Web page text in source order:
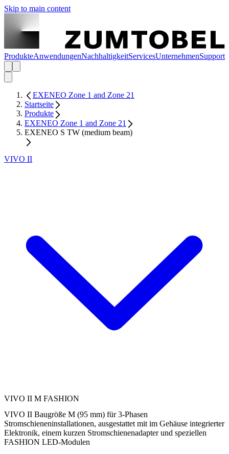
Skip to main content
ProdukteAnwendungenNachhaltigkeitServicesUnternehmenSupport
EXENEO Zone 1 and Zone 21
Startseite
Produkte
EXENEO Zone 1 and Zone 21
EXENEO S TW (medium beam)
VIVO II
VIVO II M FASHION
VIVO II Baugröße M (95 mm) für 3-Phasen
Stromschieneninstallationen, ausgestattet mit im Gehäuse integrierter
Elektronik, einem kurzen Stromschienenadapter und speziellen
FASHION LED-Modulen